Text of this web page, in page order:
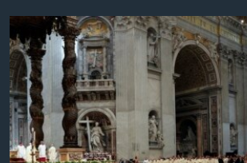
«ԱՄԵՐԻԿԱՅԻ ՁԱՅՆ»-Ի
ԿԱՊ ՄԵԶ ՀԵՏ
Learning English
ՀԵՏԵՒԵՔ ՄԵԶ